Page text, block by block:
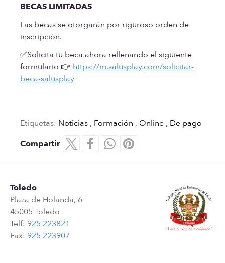
BECAS LIMITADAS
Las becas se otorgarán por riguroso orden de
inscripción.
✅Solicita tu beca ahora rellenando el siguiente
formulario 👉 https://m.salusplay.com/solicitar-
beca-salusplay
Etiquetas: Noticias , Formación , Online , De pago
Compartir
Toledo
Plaza de Holanda, 6
45005 Toledo
Telf: 925 223821
Fax: 925 223907